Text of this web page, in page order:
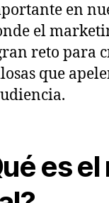
en
el
reto para
que
es